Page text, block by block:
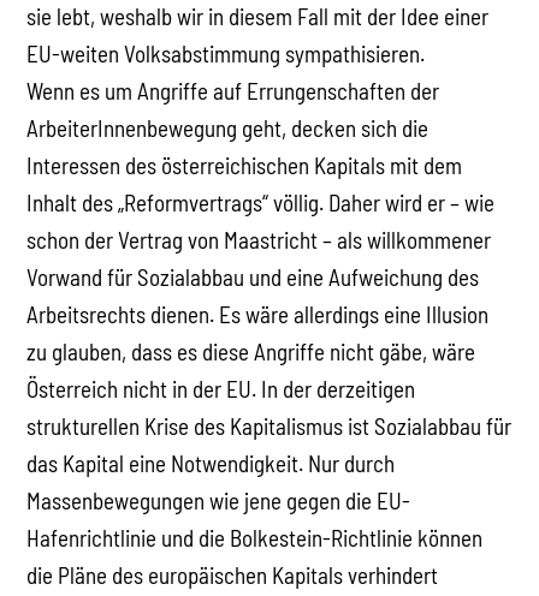
sie lebt, weshalb wir in diesem Fall mit der Idee einer
EU-weiten Volksabstimmung sympathisieren.
Wenn es um Angriffe auf Errungenschaften der
ArbeiterInnenbewegung geht, decken sich die
Interessen des österreichischen Kapitals mit dem
Inhalt des „Reformvertrags“ völlig. Daher wird er – wie
schon der Vertrag von Maastricht – als willkommener
Vorwand für Sozialabbau und eine Aufweichung des
Arbeitsrechts dienen. Es wäre allerdings eine Illusion
zu glauben, dass es diese Angriffe nicht gäbe, wäre
Österreich nicht in der EU. In der derzeitigen
strukturellen Krise des Kapitalismus ist Sozialabbau für
das Kapital eine Notwendigkeit. Nur durch
Massenbewegungen wie jene gegen die EU-
Hafenrichtlinie und die Bolkestein-Richtlinie können
die Pläne des europäischen Kapitals verhindert